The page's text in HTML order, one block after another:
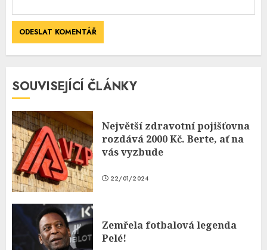
SOUVISEJÍCÍ ČLÁNKY
Největší zdravotní pojišťovna
rozdává 2000 Kč. Berte, ať na
vás vyzbude
22/01/2024
Zemřela fotbalová legenda
Pelé!